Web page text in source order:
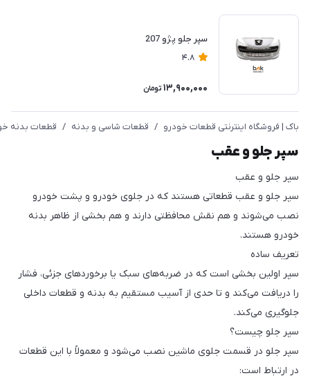
سپر جلو پژو 207
4.8
13,900,000 تومان
باک | فروشگاه اینترنتی قطعات خودرو / قطعات شاسی و بدنه / قطعات بدنه
سپر جلو و عقب
سپر جلو و عقب
سپر جلو و عقب قطعاتی هستند که در جلوی خودرو و پشت خودرو
نصب می‌شوند و هم نقش محافظتی دارند و هم بخشی از ظاهر بدنه
خودرو هستند.
تعریف ساده
سپر اولین بخشی است که در ضربه‌های سبک یا برخوردهای جزئی، فشار
را دریافت می‌کند و تا حدی از آسیب مستقیم به بدنه و قطعات داخلی
جلوگیری می‌کند.
سپر جلو چیست؟
سپر جلو در قسمت جلوی ماشین نصب می‌شود و معمولاً با این قطعات
در ارتباط است: